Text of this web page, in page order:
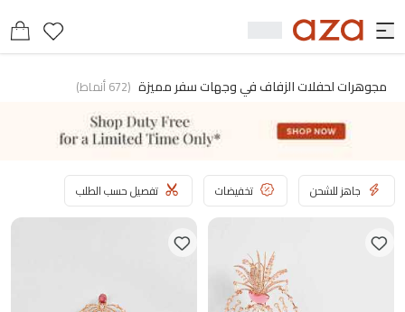
مجوهرات لحفلات الزفاف في وجهات سفر مميزة (
672أنماط)
جاهز للشحن تخفيضات تفصيل حسب الطلب